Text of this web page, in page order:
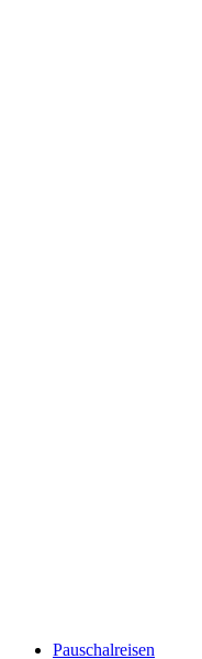
Pauschalreisen